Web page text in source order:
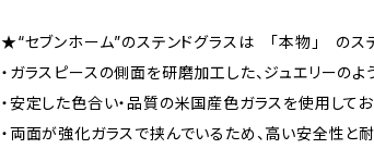
★“セブンホーム”のステンドグラスは 「本物」 のス
・ガラスピースの側面を研磨加工した、ジュエリーのよ
・安定した色合い・品質の米国産色ガラスを使用してお
・両面が強化ガラスで挟んでいるため、高い安全性と